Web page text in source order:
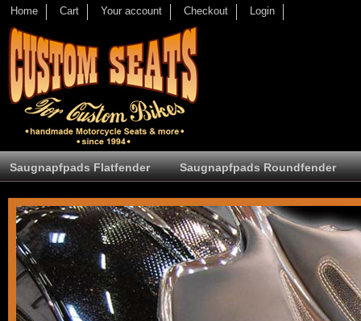
Home Cart Your account Checkout Login
Saugnapfpads Flatfender Saugnapfpads Roundfender